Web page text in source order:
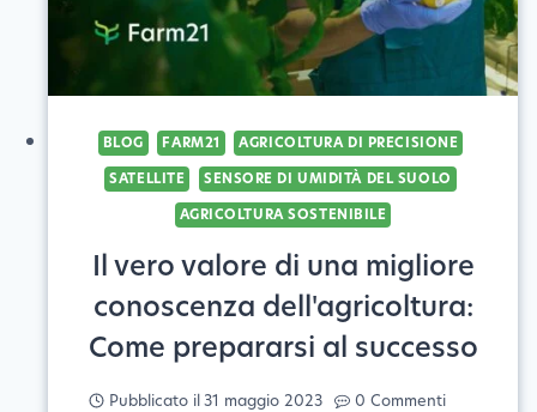
BLOG FARM21
AGRICOLTURA DI PRECISIONE
SATELLITE
SENSORE DI UMIDITÀ DEL SUOLO
AGRICOLTURA SOSTENIBILE
Il vero valore di una migliore
conoscenza dell'agricoltura:
Come prepararsi al successo
Pubblicato il31 maggio 2023 0 Commenti